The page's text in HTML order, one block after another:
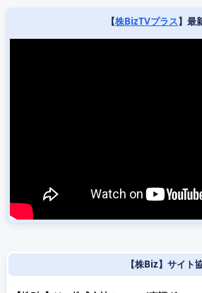
【株BizTVプラス】最
【株Biz】サイト